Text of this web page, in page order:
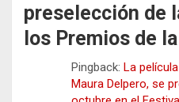
preselección de
los Premios de
Pingback: La
Maura Delpero, se